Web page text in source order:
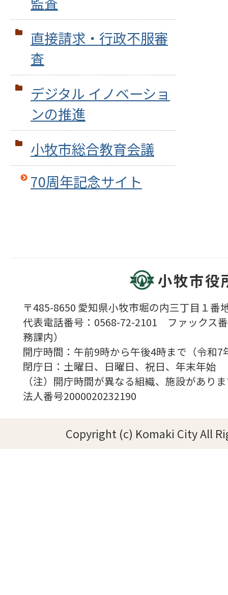
直接請求・行政不服審
査
デジタル イノベーショ
ンの推進
小牧市総合教育会議
70周年記念サイト
小牧市役
〒485-8650 愛知県小牧市堀の内三丁目１番
代表電話番号：0568-72-2101 ファックス
務課内）
開庁時間：午前9時から午後4時まで（令
閉庁日：土曜日、日曜日、祝日、年末年始
（注）開庁時間が異なる組織、施設があり
法人番号2000020232190
Copyright (c) Komaki City All